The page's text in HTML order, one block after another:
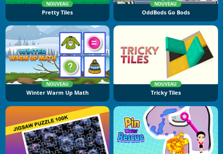
NOUVEAU
Pretty Tiles
NOUVEAU
OddBods Go Bods
NOUVEAU
Winter Warm Up Math
NOUVEAU
Tricky Tiles